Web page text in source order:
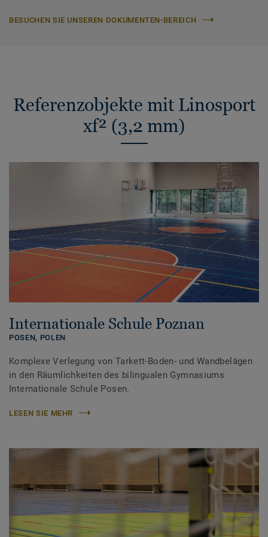
BESUCHEN SIE UNSEREN DOKUMENTEN-BEREICH
Referenzobjekte mit Linosport
xf² (3,2 mm)
Internationale Schule Poznan
POSEN, POLEN
Komplexe Verlegung von Tarkett-Boden- und Wandbelägen
in den Räumlichkeiten des bilingualen Gymnasiums
Internationale Schule Posen.
LESEN SIE MEHR